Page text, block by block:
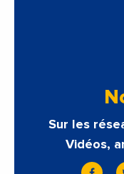
Sur les
Vidéos,